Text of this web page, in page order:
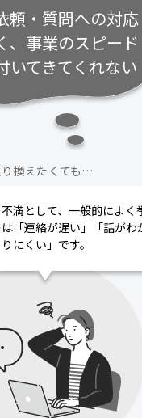
頼・質問への対応
、事業のスピード
いてきてくれない
換えたくても…
満として、一般的によく
「連絡が遅い」「話がわ
りにくい」です。